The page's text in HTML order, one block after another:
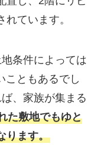
ています。
条件によっては
こともあるでし
、家族が集まる
た敷地でもゆと
ります。